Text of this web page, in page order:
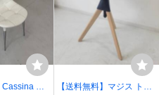
Cassina カ
【送料無料】マジス トッ